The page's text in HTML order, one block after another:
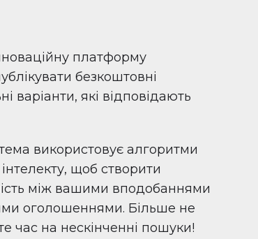
платформу
безкоштовні
варіанти, які відповідають
використовує алгоритми
щоб створити
між вашими вподобаннями
оголошеннями. Більше не
час на нескінченні пошуки!